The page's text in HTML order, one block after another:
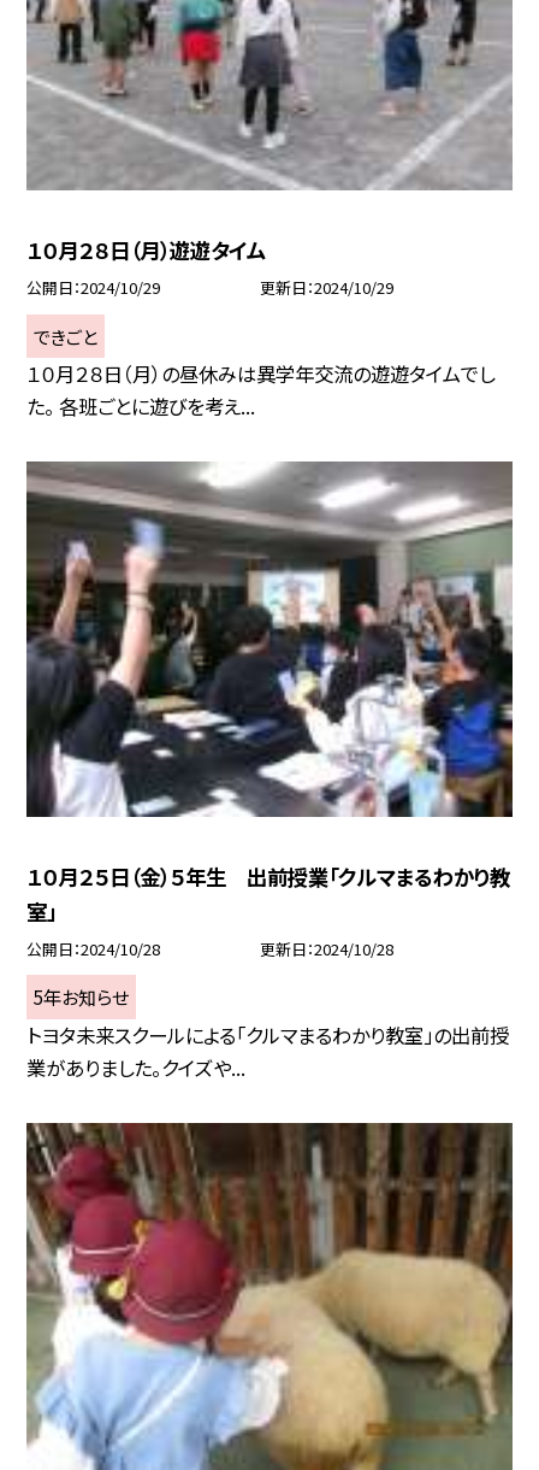
１０月２８日（月）遊遊タイム
公開日 2024/10/29 更新日 2024/10/29
できごと
１０月２８日（月）の昼休みは異学年交流の遊遊タイムでし
た。 各班ごとに遊びを考え...
１０月２５日（金）５年生 出前授業「クルマまるわかり教
室」
公開日 2024/10/28 更新日 2024/10/28
5年お知らせ
トヨタ未来スクールによる「クルマまるわかり教室」の出前授
業がありました。クイズや...